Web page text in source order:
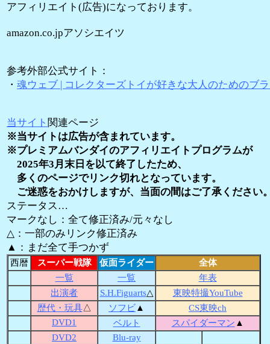
アフィリエイト(広告)になっております。
amazon.co.jpアソシエイツ
参考外部公式サイト：
・ 魂ウェブ | コレクターズトイが好きな大人のためのブ
当サイト 関連ページ
※当サイトは広告が含まれています。
※プレミアムバンダイのアフィリエイトプログラムが
2025年3月末日を以て終了したため、
多くのページでリンク切れとなっています。
ご迷惑をおかけしますが、当面の間はご了承ください
ステータス…
マークなし：全て修正済み/元々なし
△：一部のみリンク修正済み
▲：まだ全て手つかず
西暦 スーパー戦隊 仮面ライダー
全体
一覧
一覧
年表
出演者
S.H.Figuarts△
東映特撮YouTube
歴代・玩具△ ソフビ▲
CS東映ch
DVD1
ベルト スパイダーマン ▲
DVD2
Blu-ray